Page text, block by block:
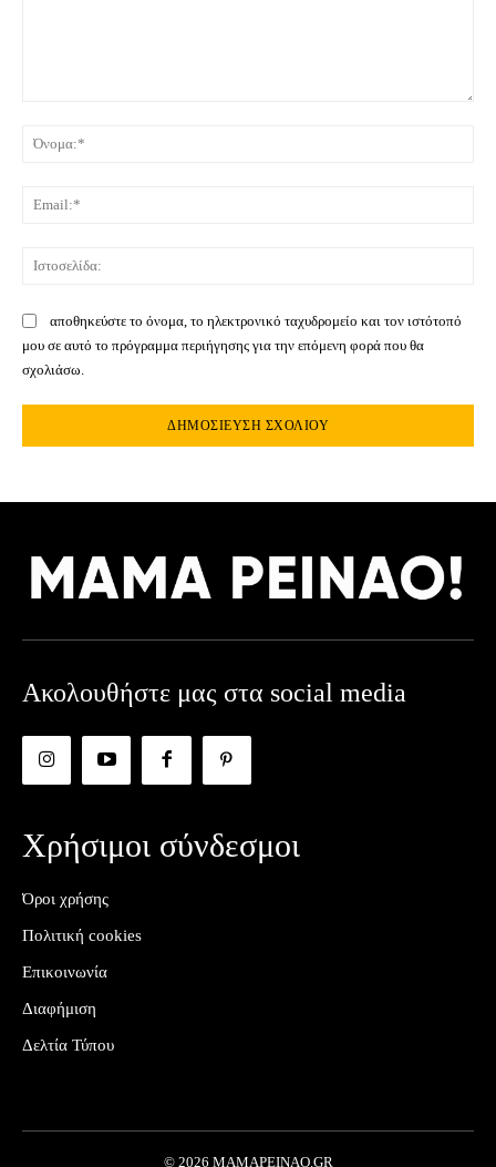
αποθηκεύστε το όνομα, το ηλεκτρονικό ταχυδρομείο και τον ιστότοπό
μου σε αυτό το πρόγραμμα περιήγησης για την επόμενη φορά που θα
σχολιάσω.
Ακολουθήστε μας στα social media
Χρήσιμοι σύνδεσμοι
Όροι χρήσης
Πολιτική cookies
Επικοινωνία
Διαφήμιση
Δελτία Τύπου
© 2026 MAMAPEINAO.GR